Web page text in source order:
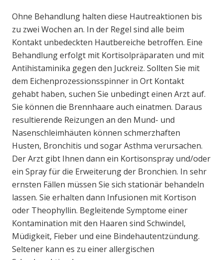
Ohne Behandlung halten diese Hautreaktionen bis
zu zwei Wochen an. In der Regel sind alle beim
Kontakt unbedeckten Hautbereiche betroffen. Eine
Behandlung erfolgt mit Kortisolpräparaten und mit
Antihistaminika gegen den Juckreiz. Sollten Sie mit
dem Eichenprozessionsspinner in Ort Kontakt
gehabt haben, suchen Sie unbedingt einen Arzt auf.
Sie können die Brennhaare auch einatmen. Daraus
resultierende Reizungen an den Mund- und
Nasenschleimhäuten können schmerzhaften
Husten, Bronchitis und sogar Asthma verursachen.
Der Arzt gibt Ihnen dann ein Kortisonspray und/oder
ein Spray für die Erweiterung der Bronchien. In sehr
ernsten Fällen müssen Sie sich stationär behandeln
lassen. Sie erhalten dann Infusionen mit Kortison
oder Theophyllin. Begleitende Symptome einer
Kontamination mit den Haaren sind Schwindel,
Müdigkeit, Fieber und eine Bindehautentzündung.
Seltener kann es zu einer allergischen